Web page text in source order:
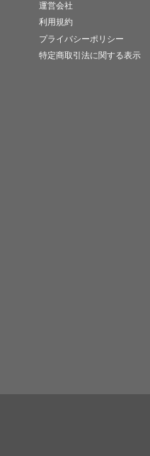
運営会社
利用規約
プライバシーポリシー
特定商取引法に関する表示